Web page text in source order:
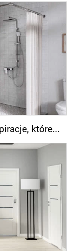
które...